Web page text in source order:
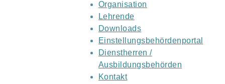
Organisation
Lehrende
Downloads
Einstellungsbehördenportal
Dienstherren /
Ausbildungsbehörden
Kontakt